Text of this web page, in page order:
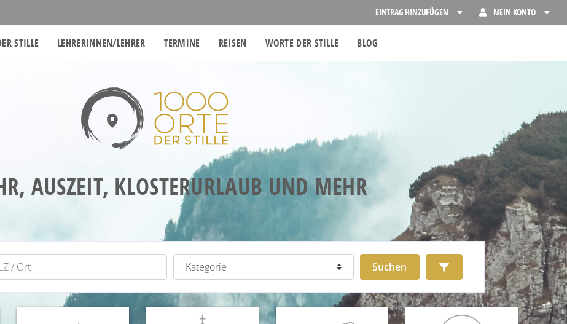
EINTRAG HINZUFÜGEN MEIN KONTO
STILLE LEHRERINNEN/LEHRER TERMINE REISEN WORTE DER STILLE BLOG
AUSZEIT, KLOSTERURLAUB UND MEHR
Ort Kategorie
Suchen Suchen Advanced Filters